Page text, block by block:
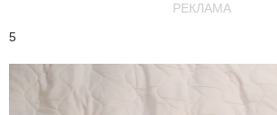
РЕКЛАМА
5